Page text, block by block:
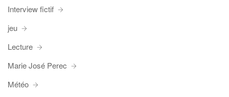
Interview fictif
jeu
Lecture
Marie José Perec
Météo